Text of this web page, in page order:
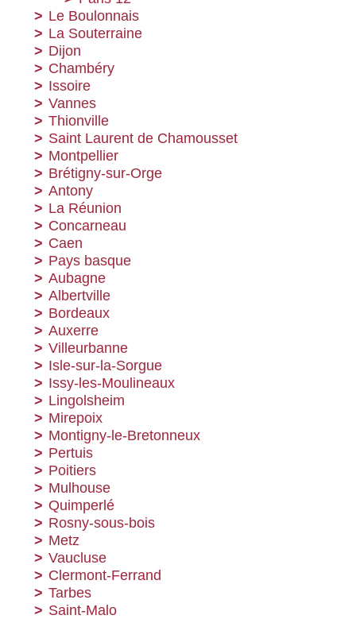
Le Boulonnais
La Souterraine
Dijon
Chambéry
Issoire
Vannes
Thionville
Saint Laurent de Chamousset
Montpellier
Brétigny-sur-Orge
Antony
La Réunion
Concarneau
Caen
Pays basque
Aubagne
Albertville
Bordeaux
Auxerre
Villeurbanne
Isle-sur-la-Sorgue
Issy-les-Moulineaux
Lingolsheim
Mirepoix
Montigny-le-Bretonneux
Pertuis
Poitiers
Mulhouse
Quimperlé
Rosny-sous-bois
Metz
Vaucluse
Clermont-Ferrand
Tarbes
Saint-Malo